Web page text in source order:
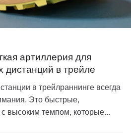
артиллерия для
дистанций в трейле
в трейлраннинге всегда
Это быстрые,
с высоким темпом, которые...